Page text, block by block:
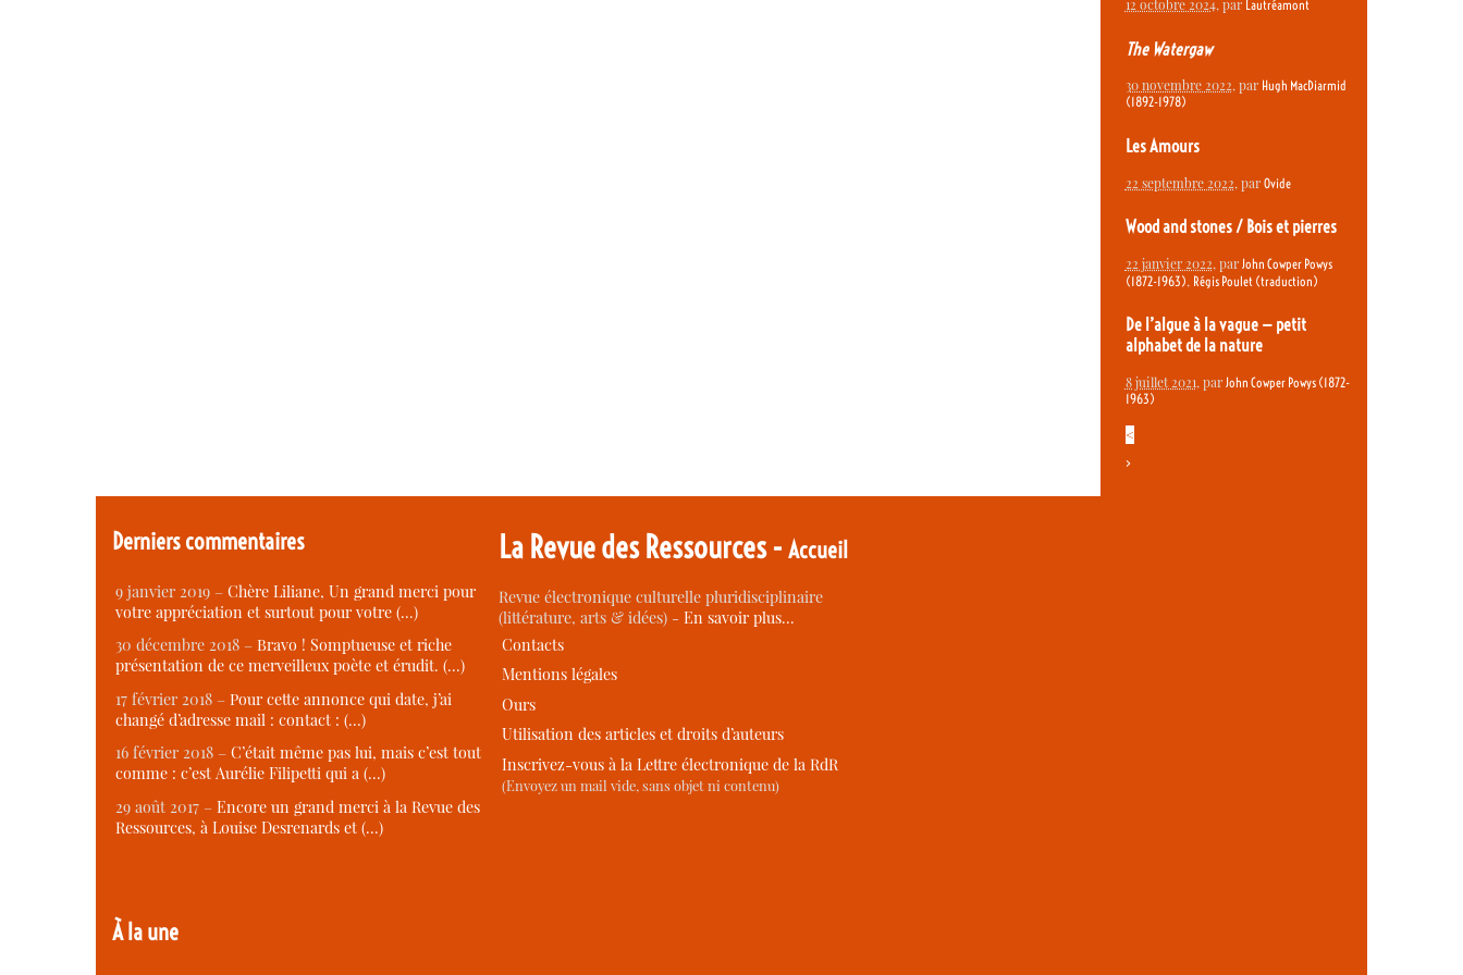
12 octobre 2024, par Lautréamont
The Watergaw
30 novembre 2022, par Hugh MacDiarmid
(1892-1978)
Les Amours
22 septembre 2022, par Ovide
Wood and stones / Bois et pierres
22 janvier 2022, par John Cowper Powys
(1872-1963), Régis Poulet (traduction)
De l’algue à la vague — petit
alphabet de la nature
8 juillet 2021, par John Cowper Powys (1872-
1963)
<
>
Derniers commentaires
9 janvier 2019 – Chère Liliane, Un grand merci pour
votre appréciation et surtout pour votre (…)
30 décembre 2018 – Bravo ! Somptueuse et riche
présentation de ce merveilleux poète et érudit. (…)
17 février 2018 – Pour cette annonce qui date, j’ai
changé d’adresse mail : contact : (…)
16 février 2018 – C’était même pas lui, mais c’est tout
comme : c’est Aurélie Filipetti qui a (…)
29 août 2017 – Encore un grand merci à la Revue des
Ressources, à Louise Desrenards et (…)
À la une
La Revue des Ressources -Accueil
Revue électronique culturelle pluridisciplinaire
(littérature, arts & idées) -En savoir plus…
Contacts
Mentions légales
Ours
Utilisation des articles et droits d’auteurs
Inscrivez-vous à la Lettre électronique de la RdR
(Envoyez un mail vide, sans objet ni contenu)